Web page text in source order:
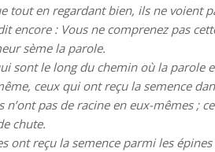
tout en regardant bien, ils ne voient
encore : Vous ne comprenez pas
sème la parole.
sont le long du chemin où la parole
ceux qui ont reçu la semence
n’ont pas de racine en eux-mêmes ;
chute.
ont reçu la semence parmi les